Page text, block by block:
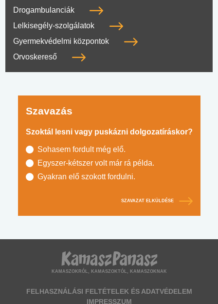
Drogambulanciák
Lelkisegély-szolgálatok
Gyermekvédelmi központok
Orvoskereső
Szavazás
Szoktál lesni vagy puskázni dolgozatíráskor?
Sohasem fordult még elő.
Egyszer-kétszer volt már rá példa.
Gyakran elő szokott fordulni.
SZAVAZAT ELKÜLDÉSE
KAMASZOKRÓL, KAMASZOKTÓL, KAMASZOKNAK
FELHASZNÁLÁSI FELTÉTELEK ÉS ADATVÉDELEM
IMPRESSZUM